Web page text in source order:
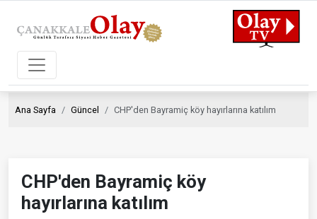
Ana Sayfa Güncel CHP'den Bayramiç köy hayırlarına katılım
CHP'den Bayramiç köy
hayırlarına katılım